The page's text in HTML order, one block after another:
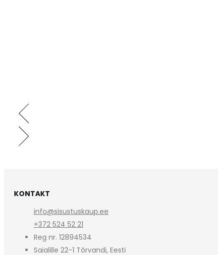
KONTAKT
info@sisustuskaup.ee
+372 524 52 21
Reg nr. 12894534
Saialille 22-1 Tõrvandi, Eesti